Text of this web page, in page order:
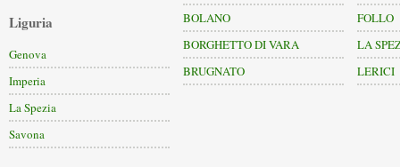
Liguria
Genova
Imperia
La Spezia
Savona
BOLANO
BORGHETTO DI VARA
BRUGNATO
FOLLO
LA
LERICI